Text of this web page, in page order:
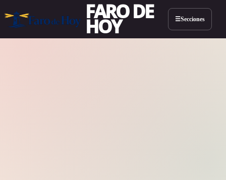
FARO DE
HOY ☰Secciones